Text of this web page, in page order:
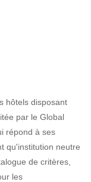
hôtels disposant
par le Global
répond à ses
qu'institution neutre
de critères,
les